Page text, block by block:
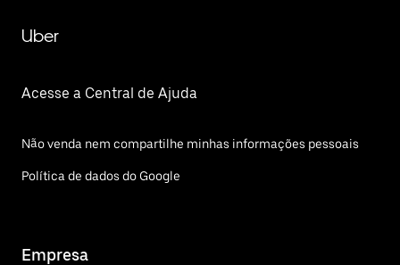
Uber
Acesse a Central de Ajuda
Não venda nem compartilhe minhas informações pessoais
Política de dados do Google
Empresa